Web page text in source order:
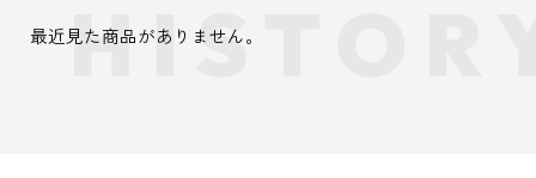
最近見た商品がありません。